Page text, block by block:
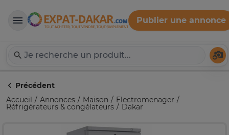
Expat-Dakar
Publier une annonce
Précédent
Accueil
Annonces Maison Electromenager
Réfrigérateurs & congélateurs Dakar